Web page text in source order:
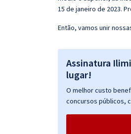
Questões grátis
Conteúdo gratuito
15 de janeiro de 2023.
Então, vamos unir
Assinatura
lugar!
O melhor custo
concursos públicos,